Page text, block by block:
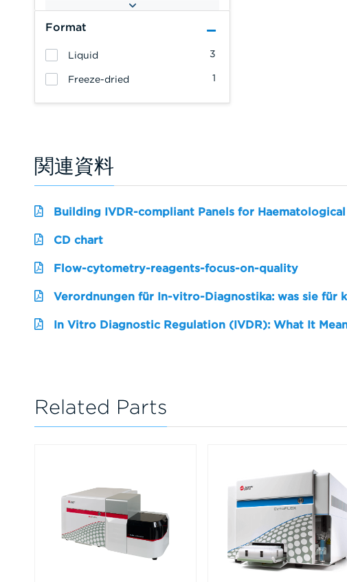
Format
3
Liquid
1
Freeze-dried
関連資料
Building IVDR-compliant Panels for
CD chart
Flow-cytometry-reagents-focus-on-quality
Verordnungen für In-vitro-Diagnostika: was sie für
In Vitro Diagnostic Regulation (IVDR): What It
Related Parts